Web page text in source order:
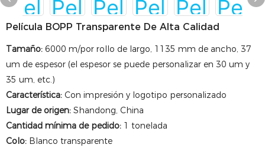
Película BOPP Transparente De Alta Calidad
Tamaño: 6000 m/por rollo de largo, 1135 mm de ancho, 37
um de espesor (el espesor se puede personalizar en 30 um y
35 um, etc.)
Característica: Con impresión y logotipo personalizado
Lugar de origen: Shandong, China
Cantidad mínima de pedido: 1 tonelada
Colo: Blanco transparente